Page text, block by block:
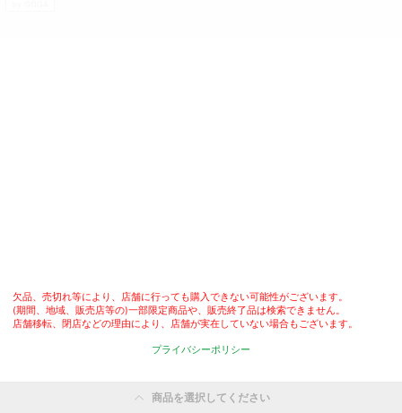
欠品、売切れ等により、店舗に行っても購入できない可能性がございます。
(期間、地域、販売店等の)一部限定商品や、販売終了品は検索できません。
店舗移転、閉店などの理由により、店舗が実在していない場合もございます。
プライバシーポリシー
商品を選択してください